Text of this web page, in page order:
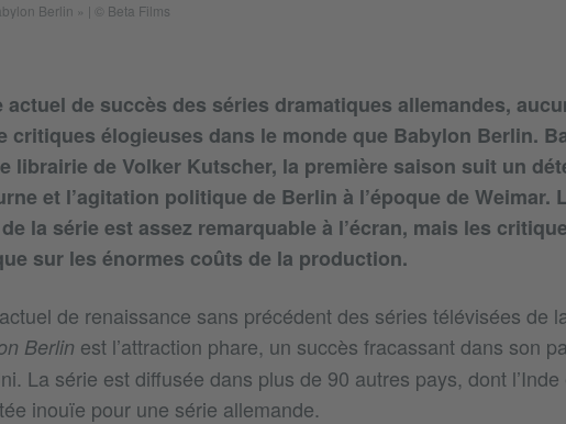
Berlin » | © Beta Films
de succès des séries dramatiques allemandes,
critiques élogieuses dans le monde que Babylon Berlin.
librairie de Volker Kutscher, la première saison suit un
et l’agitation politique de Berlin à l’époque de Weimar.
la série est assez remarquable à l’écran, mais les
sur les énormes coûts de la production.
de renaissance sans précédent des séries télévisées de
Berlin est l’attraction phare, un succès fracassant dans son
La série est diffusée dans plus de 90 autres pays, dont l’Inde
inouïe pour une série allemande.